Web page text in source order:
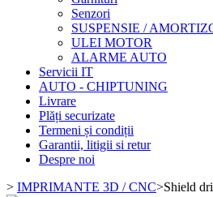
Senzori
SUSPENSIE /
ULEI MOTOR
ALARME AUTO
Servicii IT
AUTO - CHIPTUNING
Livrare
Plăți securizate
Termeni și condiții
Garantii, litigii si retur
Despre noi
> IMPRIMANTE 3D / CNC>Shield